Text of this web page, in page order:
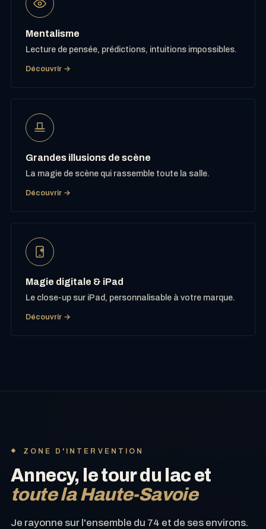
Mentalisme
Lecture de pensée, prédictions, intuitions impossibles.
Découvrir →
Grandes illusions de scène
La magie de scène qui rassemble toute la salle.
Découvrir →
Magie digitale & iPad
Le close-up sur iPad, personnalisable à votre marque.
Découvrir →
ZONE D'INTERVENTION
Annecy, le tour du lac et
toute la Haute-Savoie
Je rayonne sur l'ensemble du 74 et de ses environs.